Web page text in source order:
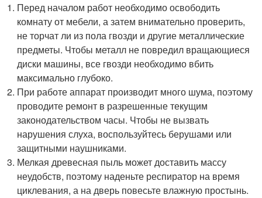
Перед началом работ необходимо освободить
комнату от мебели, а затем внимательно проверить,
не торчат ли из пола гвозди и другие металлические
предметы. Чтобы металл не повредил вращающиеся
диски машины, все гвозди необходимо вбить
максимально глубоко.
При работе аппарат производит много шума, поэтому
проводите ремонт в разрешенные текущим
законодательством часы. Чтобы не вызвать
нарушения слуха, воспользуйтесь берушами или
защитными наушниками.
Мелкая древесная пыль может доставить массу
неудобств, поэтому наденьте респиратор на время
циклевания, а на дверь повесьте влажную простынь.